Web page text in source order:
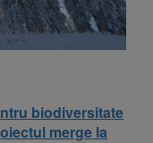
biodiversitate
merge la